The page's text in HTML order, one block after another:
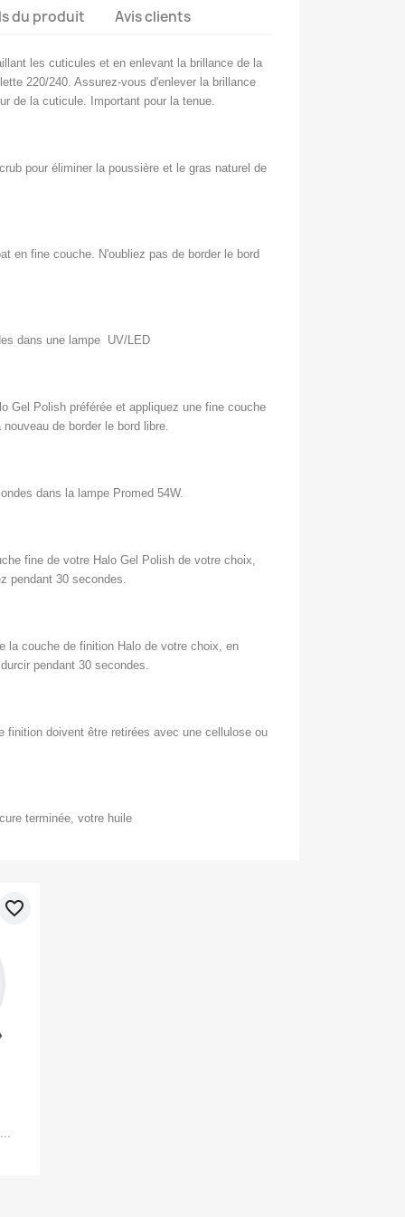
du produit Avis clients
les cuticules et en enlevant la brillance de la
220/240. Assurez-vous d'enlever la brillance
de la cuticule. Important pour la tenue.
pour éliminer la poussière et le gras naturel de
en fine couche. N'oubliez pas de border le bord
dans une lampe UV/LED
Gel Polish préférée et appliquez une fine couche
de border le bord libre.
dans la lampe Promed 54W.
fine de votre Halo Gel Polish de votre choix,
pendant 30 secondes.
la couche de finition Halo de votre choix, en
pendant 30 secondes.
finition doivent être retirées avec une cellulose ou
terminée, votre huile
favorite_border